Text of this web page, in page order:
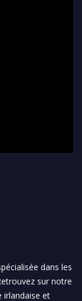
dans les
sur notre
irlandaise et